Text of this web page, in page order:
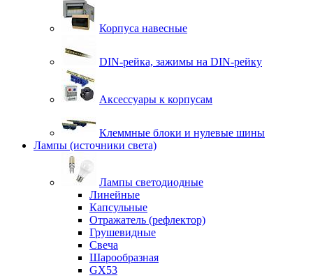
Корпуса навесные
DIN-рейка, зажимы на DIN-рейку
Аксессуары к корпусам
Клеммные блоки и нулевые шины
Лампы (источники света)
Лампы светодиодные
Линейные
Капсульные
Отражатель (рефлектор)
Грушевидные
Свеча
Шарообразная
GX53